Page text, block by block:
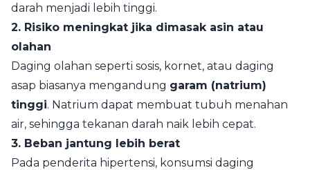
darah menjadi lebih tinggi.
2. Risiko meningkat jika dimasak asin atau
olahan
Daging olahan seperti sosis, kornet, atau daging
asap biasanya mengandung garam (natrium)
tinggi. Natrium dapat membuat tubuh menahan
air, sehingga tekanan darah naik lebih cepat.
3. Beban jantung lebih berat
Pada penderita hipertensi, konsumsi daging